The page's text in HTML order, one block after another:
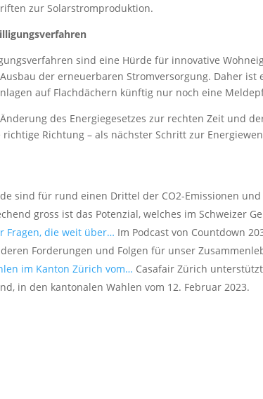
zur Solarstromproduktion.
sind eine Hürde für innovative
der erneuerbaren Stromversorgung. Daher ist
auf Flachdächern künftig nur noch eine
des Energiegesetzes zur rechten Zeit und
Richtung – als nächster Schritt zur
sind für rund einen Drittel der CO2-Emissionen
gross ist das Potenzial, welches im Schweizer
Fragen, die weit über… Im Podcast von Countdown
Forderungen und Folgen für unser
im Kanton Zürich vom… Casafair Zürich
in den kantonalen Wahlen vom 12. Februar 2023.